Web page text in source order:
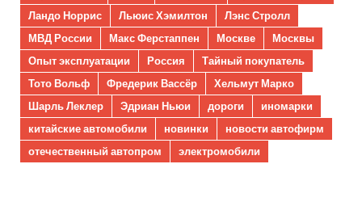
Ландо Норрис
Льюис Хэмилтон
Лэнс Стролл
МВД России
Макс Ферстаппен Москве
Москвы
Опыт эксплуатации
Россия
Тайный покупатель
Тото Вольф
Фредерик Вассёр
Хельмут Марко
Шарль Леклер
Эдриан Ньюи дороги
иномарки
китайские автомобили
новинки
новости автофирм
отечественный автопром
электромобили